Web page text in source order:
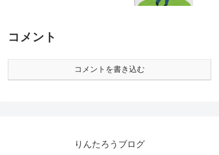
コメント
コメントを書き込む
りんたろうブログ